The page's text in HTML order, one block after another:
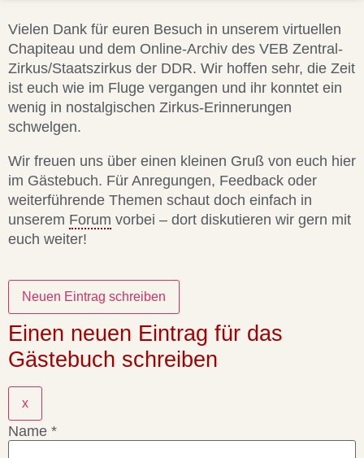
Vielen Dank für euren Besuch in unserem virtuellen
Chapiteau und dem Online-Archiv des VEB Zentral-
Zirkus/Staatszirkus der DDR. Wir hoffen sehr, die Zeit
ist euch wie im Fluge vergangen und ihr konntet ein
wenig in nostalgischen Zirkus-Erinnerungen
schwelgen.
Wir freuen uns über einen kleinen Gruß von euch hier
im Gästebuch. Für Anregungen, Feedback oder
weiterführende Themen schaut doch einfach in
unserem Forum vorbei – dort diskutieren wir gern mit
euch weiter!
Einen neuen Eintrag für das
Gästebuch schreiben
x
Name *